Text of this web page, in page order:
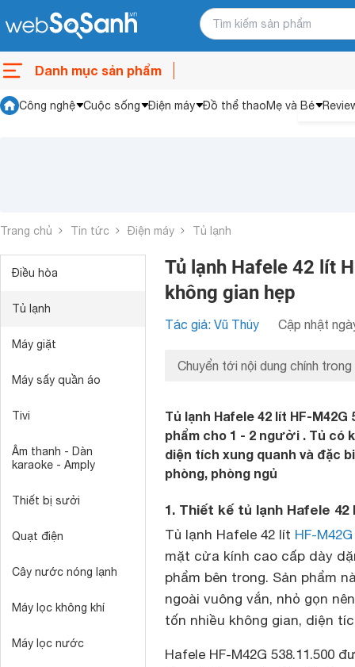
Danh mục sản phẩm
Công nghệ Cuộc sống Điện máy Đồ thể thaoMẹ và Bé
Trang chủ Tin tức Điện máy Tủ lạnh
Điều hòa
Tủ lạnh
Máy giặt
Máy sấy quần áo
Tivi
Âm thanh - Dàn
karaoke - Amply
Thiết bị sưởi
Quạt điện
Cây nước nóng lạnh
Máy lọc không khí
Máy lọc nước
Tủ lạnh Hafele 42 lít
không gian hẹp
Tác giả: Vũ Thúy Cập nhật
Chuyển tới nội dung chính trong
Tủ lạnh Hafele 42 lít HF-
phẩm cho 1 - 2 người . Tủ có
diện tích xung quanh và đặc
phòng, phòng ngủ
1. Thiết kế tủ lạnh Hafele 42
Tủ lạnh Hafele 42 lít HF-M42G
mặt cửa kính cao cấp dày
phẩm bên trong. Sản phẩm
ngoài vuông vắn, nhỏ gọn
tốn nhiều không gian, diện
Hafele HF-M42G 538.11.500